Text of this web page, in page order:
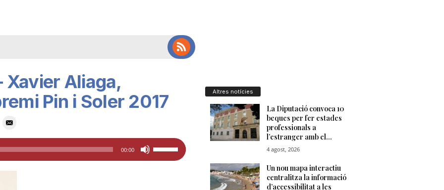
Xavier Aliaga,
Pin i Soler 2017
00:00
Feu
servir
Altres notícies